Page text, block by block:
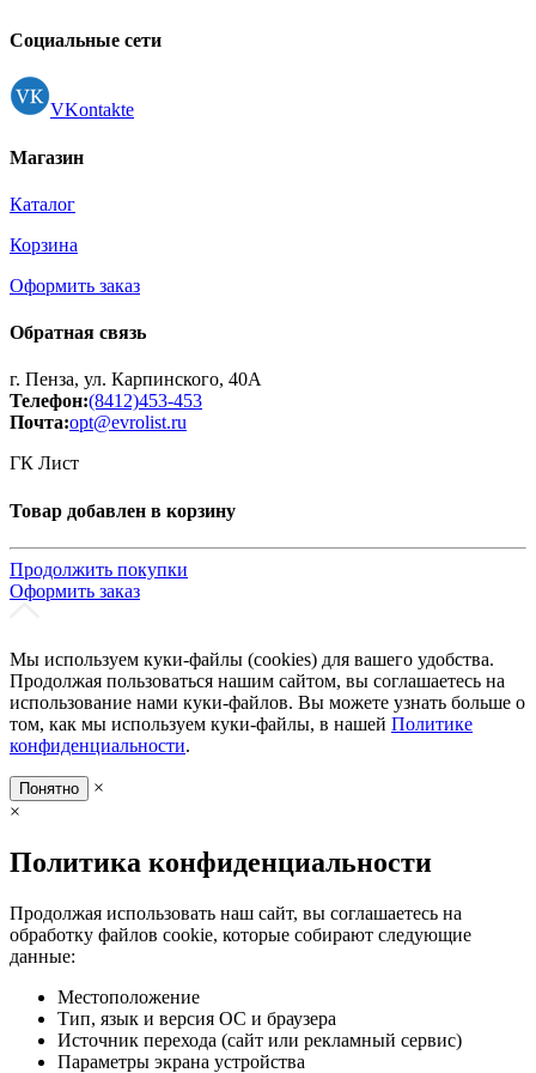
Регистрация
Социальные сети
VKontakte
Магазин
Каталог
Корзина
Оформить заказ
Обратная связь
г. Пенза, ул. Карпинского, 40А
Телефон:(8412)453-453
Почта:opt@evrolist.ru
ГК Лист
Товар добавлен в корзину
Продолжить покупки
Оформить заказ
Мы используем куки-файлы (cookies) для вашего удобства.
Продолжая пользоваться нашим сайтом, вы соглашаетесь на
использование нами куки-файлов. Вы можете узнать больше о
том, как мы используем куки-файлы, в нашей Политике
конфиденциальности.
Понятно
×
×
Политика конфиденциальности
Продолжая использовать наш сайт, вы соглашаетесь на
обработку файлов cookie, которые собирают следующие
данные:
Местоположение
Тип, язык и версия ОС и браузера
Источник перехода (сайт или рекламный сервис)
Параметры экрана устройства